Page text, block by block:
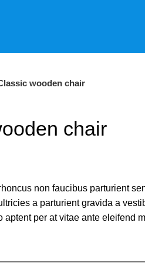
wooden chair
chair
non faucibus parturient
a parturient gravida a
aptent per at vitae ante eleifend